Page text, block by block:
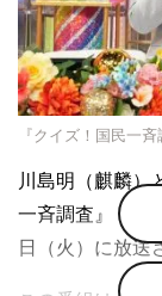
『クイズ！国民一
川島明（麒麟）
一斉調査』（日
日（火）に放送